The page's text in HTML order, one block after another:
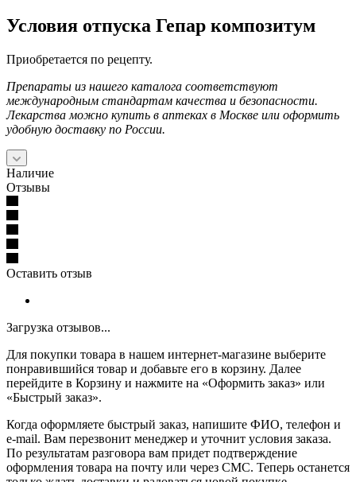
Условия отпуска Гепар композитум
Приобретается по рецепту.
Препараты из нашего каталога соответствуют
международным стандартам качества и безопасности.
Лекарства можно купить в аптеках в Москве или оформить
удобную доставку по России.
Наличие
Отзывы
Оставить отзыв
Загрузка отзывов...
Для покупки товара в нашем интернет-магазине выберите
понравившийся товар и добавьте его в корзину. Далее
перейдите в Корзину и нажмите на «Оформить заказ» или
«Быстрый заказ».
Когда оформляете быстрый заказ, напишите ФИО, телефон и
e-mail. Вам перезвонит менеджер и уточнит условия заказа.
По результатам разговора вам придет подтверждение
оформления товара на почту или через СМС. Теперь останется